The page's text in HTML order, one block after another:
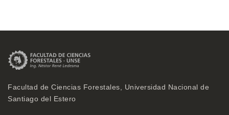
Facultad de Ciencias Forestales, Universidad Nacional de
Santiago del Estero